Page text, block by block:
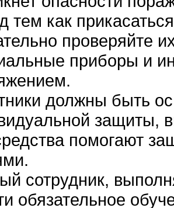
тем как
проверяйте
приборы и
должны быть
защиты,
помогают
сотрудник,
обязательное